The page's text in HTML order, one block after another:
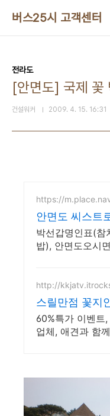
버스25시 고객센터
전라도
[안면도] 국제 꽃
건설워커 2009. 4. 15. 16:31
https://
안면도 씨스트
드리솜
박선갑명인표(참
밥), 안면도오시
룸 별도 공간 구
신선한 회, 리뷰
http://
스릴만점 꽃지
60% 특가할인
60%특가 이벤트
업체, 애견과 함